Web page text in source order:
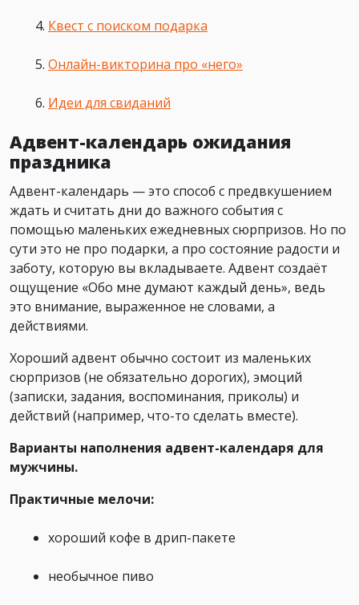
Квест с поиском подарка
Онлайн-викторина про «него»
Идеи для свиданий
Адвент-календарь ожидания
праздника
Адвент-календарь — это способ с предвкушением
ждать и считать дни до важного события с
помощью маленьких ежедневных сюрпризов. Но по
сути это не про подарки, а про состояние радости и
заботу, которую вы вкладываете. Адвент создаёт
ощущение «Обо мне думают каждый день», ведь
это внимание, выраженное не словами, а
действиями.
Хороший адвент обычно состоит из маленьких
сюрпризов (не обязательно дорогих), эмоций
(записки, задания, воспоминания, приколы) и
действий (например, что-то сделать вместе).
Варианты наполнения адвент-календаря для
мужчины.
Практичные мелочи:
хороший кофе в дрип-пакете
необычное пиво